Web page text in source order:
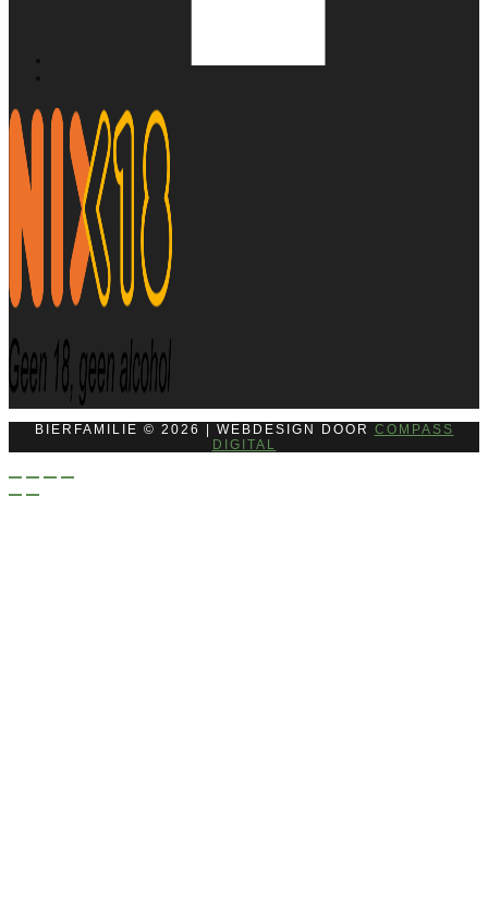
BIERFAMILIE © 2026 | WEBDESIGN DOOR COMPASS
DIGITAL